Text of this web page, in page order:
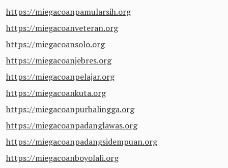
https://miegacoanpamularsih.org
https://miegacoanveteran.org
https://miegacoansolo.org
https://miegacoanjebres.org
https://miegacoanpelajar.org
https://miegacoankuta.org
https://miegacoanpurbalingga.org
https://miegacoanpadanglawas.org
https://miegacoanpadangsidempuan.org
https://miegacoanboyolali.org